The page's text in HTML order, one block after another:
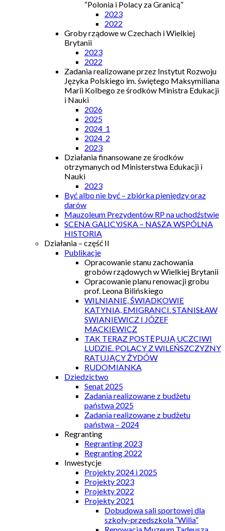
“Polonia i Polacy za Granicą”
2023
2022
Groby rządowe w Czechach i Wielkiej
Brytanii
2023
2022
Zadania realizowane przez Instytut Rozwoju
Języka Polskiego im. świętego Maksymiliana
Marii Kolbego ze środków Ministra Edukacji
i Nauki
2026
2025
2024_1
2024_2
2023
Działania finansowane ze środków
otrzymanych od Ministerstwa Edukacji i
Nauki
2023
Być albo nie być – zbiórka pieniędzy oraz
darów
Mauzoleum Prezydentów RP na uchodźstwie
SCENA GALICYJSKA – NASZA WSPÓLNA
HISTORIA
Działania – część II
Publikacje
Opracowanie stanu zachowania
grobów rządowych w Wielkiej Brytanii
Opracowanie planu renowacji grobu
prof. Leona Bilińskiego
WILNIANIE, ŚWIADKOWIE
KATYNIA, EMIGRANCI. STANISŁAW
SWIANIEWICZ I JÓZEF
MACKIEWICZ
TAK TERAZ POSTĘPUJĄ UCZCIWI
LUDZIE. POLACY Z WILEŃSZCZYZNY
RATUJĄCY ŻYDÓW
RUDOMIANKA
Dziedzictwo
Senat 2025
Zadania realizowane z budżetu
państwa 2025
Zadania realizowane z budżetu
państwa – 2024
Regranting
Regranting 2023
Regranting 2022
Inwestycje
Projekty 2024 i 2025
Projekty 2023
Projekty 2022
Projekty 2021
Dobudowa sali sportowej dla
szkoły-przedszkola “Wilia”